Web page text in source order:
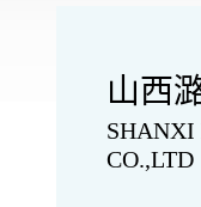
山西
SHANXI
CO.,LTD